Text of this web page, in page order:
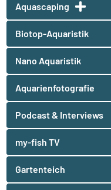
Aquascaping
Biotop-Aquaristik
Nano Aquaristik
Aquarienfotografie
Podcast & Interviews
my-fish TV
Gartenteich